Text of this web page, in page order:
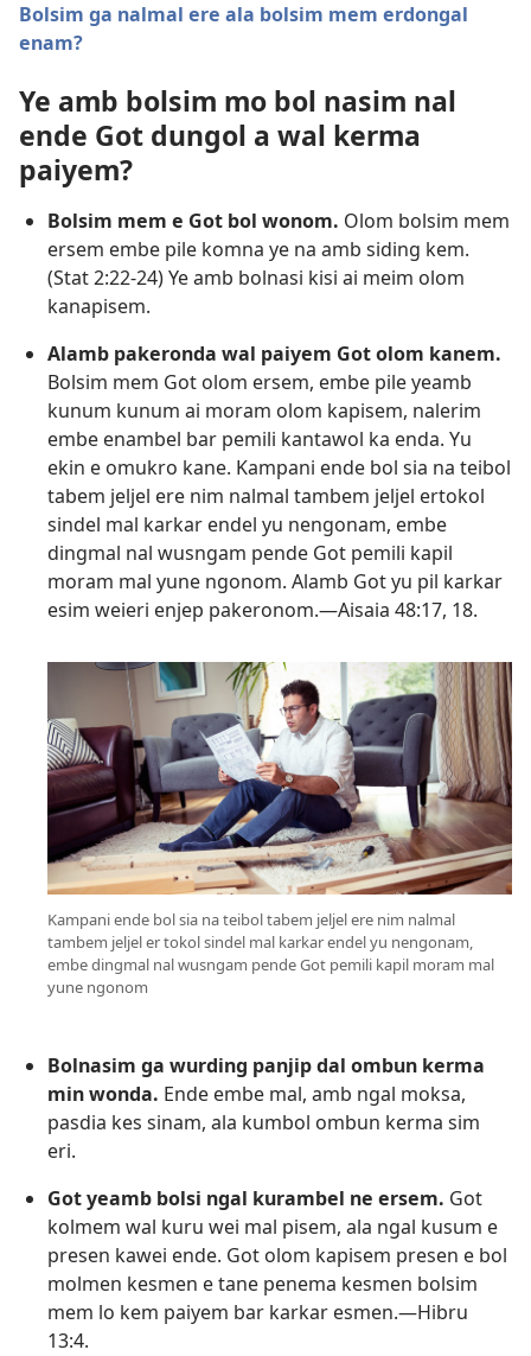
Bolsim ga nalmal ere ala bolsim mem erdongal
enam?
Ye amb bolsim mo bol nasim nal
ende Got dungol a wal kerma
paiyem?
Bolsim mem e Got bol wonom. Olom bolsim mem
ersem embe pile komna ye na amb siding kem.
(Stat 2:22-24) Ye amb bolnasi kisi ai meim olom
kanapisem.
Alamb pakeronda wal paiyem Got olom kanem.
Bolsim mem Got olom ersem, embe pile yeamb
kunum kunum ai moram olom kapisem, nalerim
embe enambel bar pemili kantawol ka enda. Yu
ekin e omukro kane. Kampani ende bol sia na teibol
tabem jeljel ere nim nalmal tambem jeljel ertokol
sindel mal karkar endel yu nengonam, embe
dingmal nal wusngam pende Got pemili kapil
moram mal yune ngonom. Alamb Got yu pil karkar
esim weieri enjep pakeronom.—Aisaia 48:17, 18.
Kampani ende bol sia na teibol tabem jeljel ere nim nalmal
tambem jeljel er tokol sindel mal karkar endel yu nengonam,
embe dingmal nal wusngam pende Got pemili kapil moram mal
yune ngonom
Bolnasim ga wurding panjip dal ombun kerma
min wonda. Ende embe mal, amb ngal moksa,
pasdia kes sinam, ala kumbol ombun kerma sim
eri.
Got yeamb bolsi ngal kurambel ne ersem. Got
kolmem wal kuru wei mal pisem, ala ngal kusum e
presen kawei ende. Got olom kapisem presen e bol
molmen kesmen e tane penema kesmen bolsim
mem lo kem paiyem bar karkar esmen.—Hibru
13:4.